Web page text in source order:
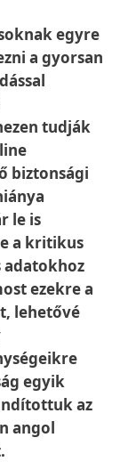
egyre
a gyorsan
tudják
biztonsági
le is
a kritikus
ezekre a
lehetővé
egyik
az
angol